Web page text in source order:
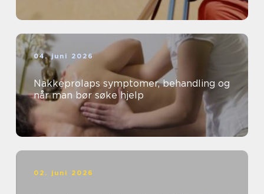
04. juni 2026
Nakkeprolaps symptomer, behandling og
når man bør søke hjelp
02. juni 2026